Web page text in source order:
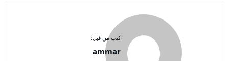
كتب من قبل:
ammar